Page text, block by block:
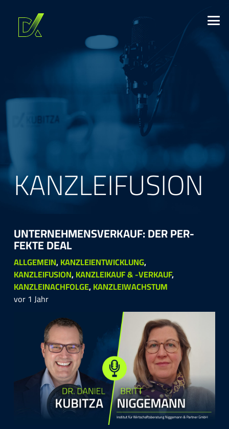
KANZLEIFUSION
UN­TER­NEH­MENS­VER­KAUF: DER PER­
FEKTE DEAL
ALLGEMEIN,KANZLEIENTWICKLUNG,
KANZLEIFUSION,KANZLEIKAUF & -VERKAUF,
KANZLEINACHFOLGE,KANZLEIWACHSTUM
vor 1 Jahr